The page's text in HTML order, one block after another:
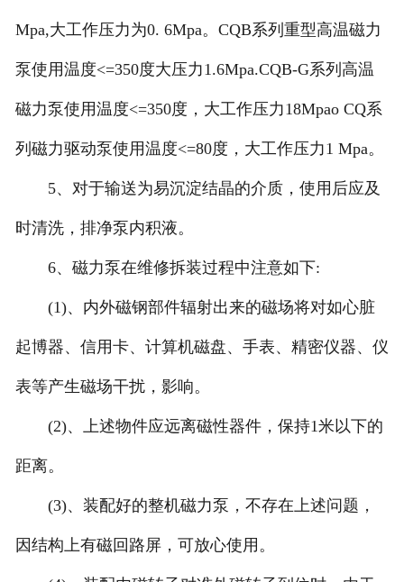
Mpa,大工作压力为0. 6Mpa。CQB系列重型高温磁力
泵使用温度<=350度大压力1.6Mpa.CQB-G系列高温
磁力泵使用温度<=350度，大工作压力18Mpao CQ系
列磁力驱动泵使用温度<=80度，大工作压力1 Mpa。
5、对于输送为易沉淀结晶的介质，使用后应及
时清洗，排净泵内积液。
6、磁力泵在维修拆装过程中注意如下:
(1)、内外磁钢部件辐射出来的磁场将对如心脏
起博器、信用卡、计算机磁盘、手表、精密仪器、仪
表等产生磁场干扰，影响。
(2)、上述物件应远离磁性器件，保持1米以下的
距离。
(3)、装配好的整机磁力泵，不存在上述问题，
因结构上有磁回路屏，可放心使用。